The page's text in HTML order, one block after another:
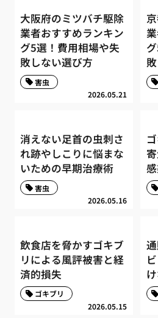
大阪府のミツバチ駆除
業者おすすめランキン
グ5選！費用相場や失
敗しない選び方
2026.05.21
害虫
消えない足首の虫刺さ
れ跡やしこりに悩まな
いための早期治療術
2026.05.16
害虫
飲食店を脅かすゴキブ
リによる風評被害と経
済的損失
2026.05.15
ゴキブリ